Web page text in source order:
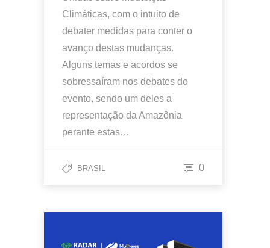
Climáticas, com o intuito de
debater medidas para conter o
avanço destas mudanças.
Alguns temas e acordos se
sobressaíram nos debates do
evento, sendo um deles a
representação da Amazônia
perante estas…
BRASIL 0